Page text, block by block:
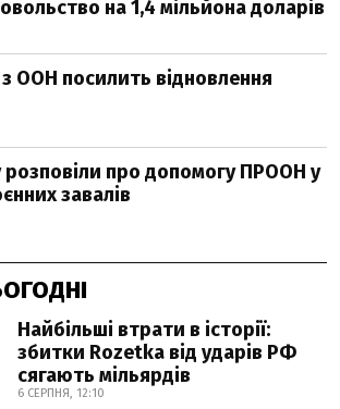
на 1,4 мільйона доларів
ООН посилить відновлення
розповіли про допомогу ПРООН у
завалів
Найбільші втрати в історії:
збитки Rozetka від ударів РФ
сягають мільярдів
6 СЕРПНЯ, 12:10